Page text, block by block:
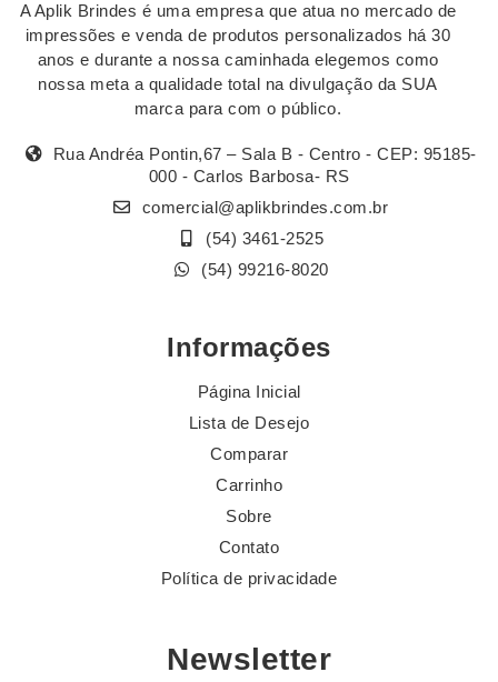
A Aplik Brindes é uma empresa que atua no mercado de
impressões e venda de produtos personalizados há 30
anos e durante a nossa caminhada elegemos como
nossa meta a qualidade total na divulgação da SUA
marca para com o público.
Rua Andréa Pontin,67 – Sala B - Centro - CEP: 95185-
000 - Carlos Barbosa- RS
comercial@aplikbrindes.com.br
(54) 3461-2525
(54) 99216-8020
Informações
Página Inicial
Lista de Desejo
Comparar
Carrinho
Sobre
Contato
Política de privacidade
Newsletter